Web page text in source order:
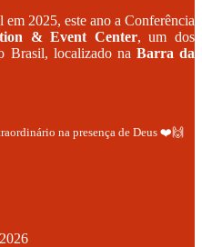
2025, este ano a Conferência
& Event Center, um dos
Brasil, localizado na Barra da
na presença de Deus ❤️🙌